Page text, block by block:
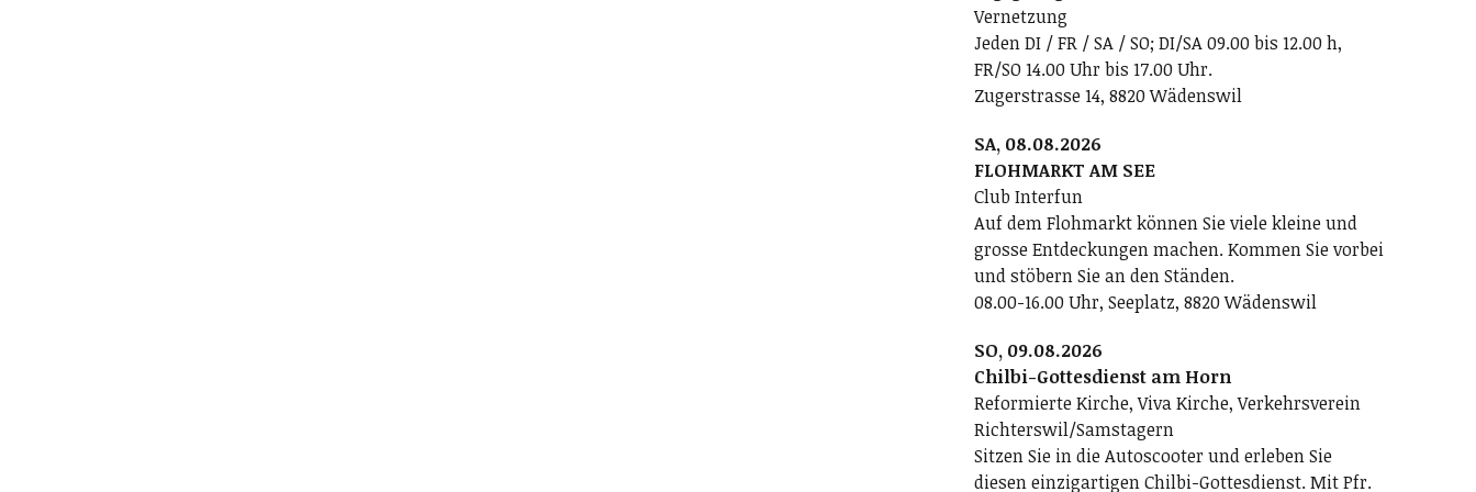
Vernetzung
Jeden DI / FR / SA / SO; DI/SA 09.00 bis 12.00 h,
FR/SO 14.00 Uhr bis 17.00 Uhr.
Zugerstrasse 14, 8820 Wädenswil
SA, 08.08.2026
FLOHMARKT AM SEE
Club Interfun
Auf dem Flohmarkt können Sie viele kleine und
grosse Entdeckungen machen. Kommen Sie vorbei
und stöbern Sie an den Ständen.
08.00-16.00 Uhr, Seeplatz, 8820 Wädenswil
SO, 09.08.2026
Chilbi-Gottesdienst am Horn
Reformierte Kirche, Viva Kirche, Verkehrsverein
Richterswil/Samstagern
Sitzen Sie in die Autoscooter und erleben Sie
diesen einzigartigen Chilbi-Gottesdienst. Mit Pfr.